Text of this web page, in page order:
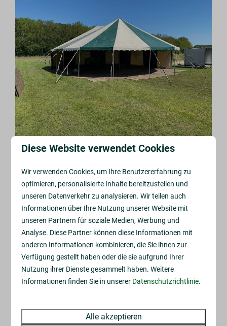
Mit Live-Musik am Abend (Eintritt 10 Euro) und
tagsüber Bingo und einem Mountainbike-Event für
Jung und Alt.
Weitere Informationen finden Sie auf der Facebook-
Seite von Tentfeest Zorgvlied.
Diese Website verwendet Cookies
Wir verwenden Cookies, um Ihre Benutzererfahrung zu
optimieren, personalisierte Inhalte bereitzustellen und
unseren Datenverkehr zu analysieren. Wir teilen auch
Informationen über Ihre Nutzung unserer Website mit
unseren Partnern für soziale Medien, Werbung und
Analyse. Diese Partner können diese Informationen mit
anderen Informationen kombinieren, die Sie ihnen zur
Verfügung gestellt haben oder die sie aufgrund Ihrer
Nutzung ihrer Dienste gesammelt haben. Weitere
Informationen finden Sie in unserer Datenschutzrichtlinie.
Alle akzeptieren